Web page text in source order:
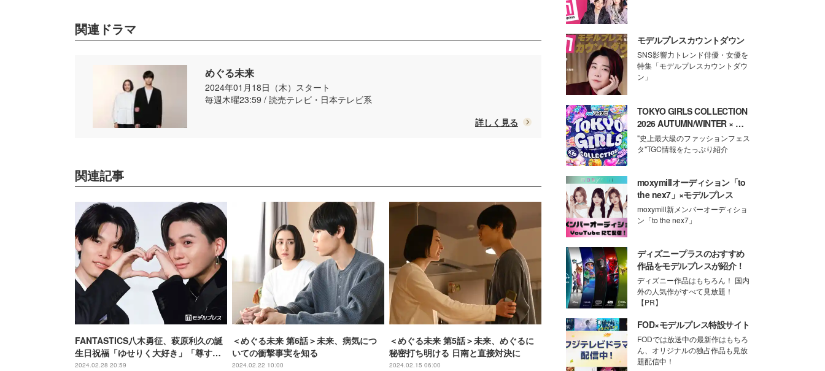
関連ドラマ
めぐる未来
2024年01月18日（木）スタート
毎週木曜23:59 / 読売テレビ・日本テレビ系
詳しく見る
関連記事
FANTASTICS八木勇征、萩原利久の誕
生日祝福「ゆせりく大好き」「尊すぎ
る」とファン歓喜
2024.02.28 20:59
＜めぐる未来 第6話＞未来、病気につ
いての衝撃事実を知る
2024.02.22 10:00
＜めぐる未来 第5話＞未来、めぐるに
秘密打ち明ける 日南と直接対決に
2024.02.15 06:00
モデルプレスカウントダウン
SNS影響力トレンド俳優・女優を
特集「モデルプレスカウントダウ
ン」
TOKYO GIRLS COLLECTION
2026 AUTUMN/WINTER × モ
デルプレス
"史上最大級のファッションフェス
タ"TGC情報をたっぷり紹介
moxymillオーディション「to
the nex7」×モデルプレス
moxymill新メンバーオーディショ
ン「to the nex7」
ディズニープラスのおすすめ
作品をモデルプレスが紹介！
ディズニー作品はもちろん！ 国内
外の人気作がすべて見放題！
【PR】
FOD×モデルプレス特設サイト
FODでは放送中の最新作はもちろ
ん、オリジナルの独占作品も見放
題配信中！